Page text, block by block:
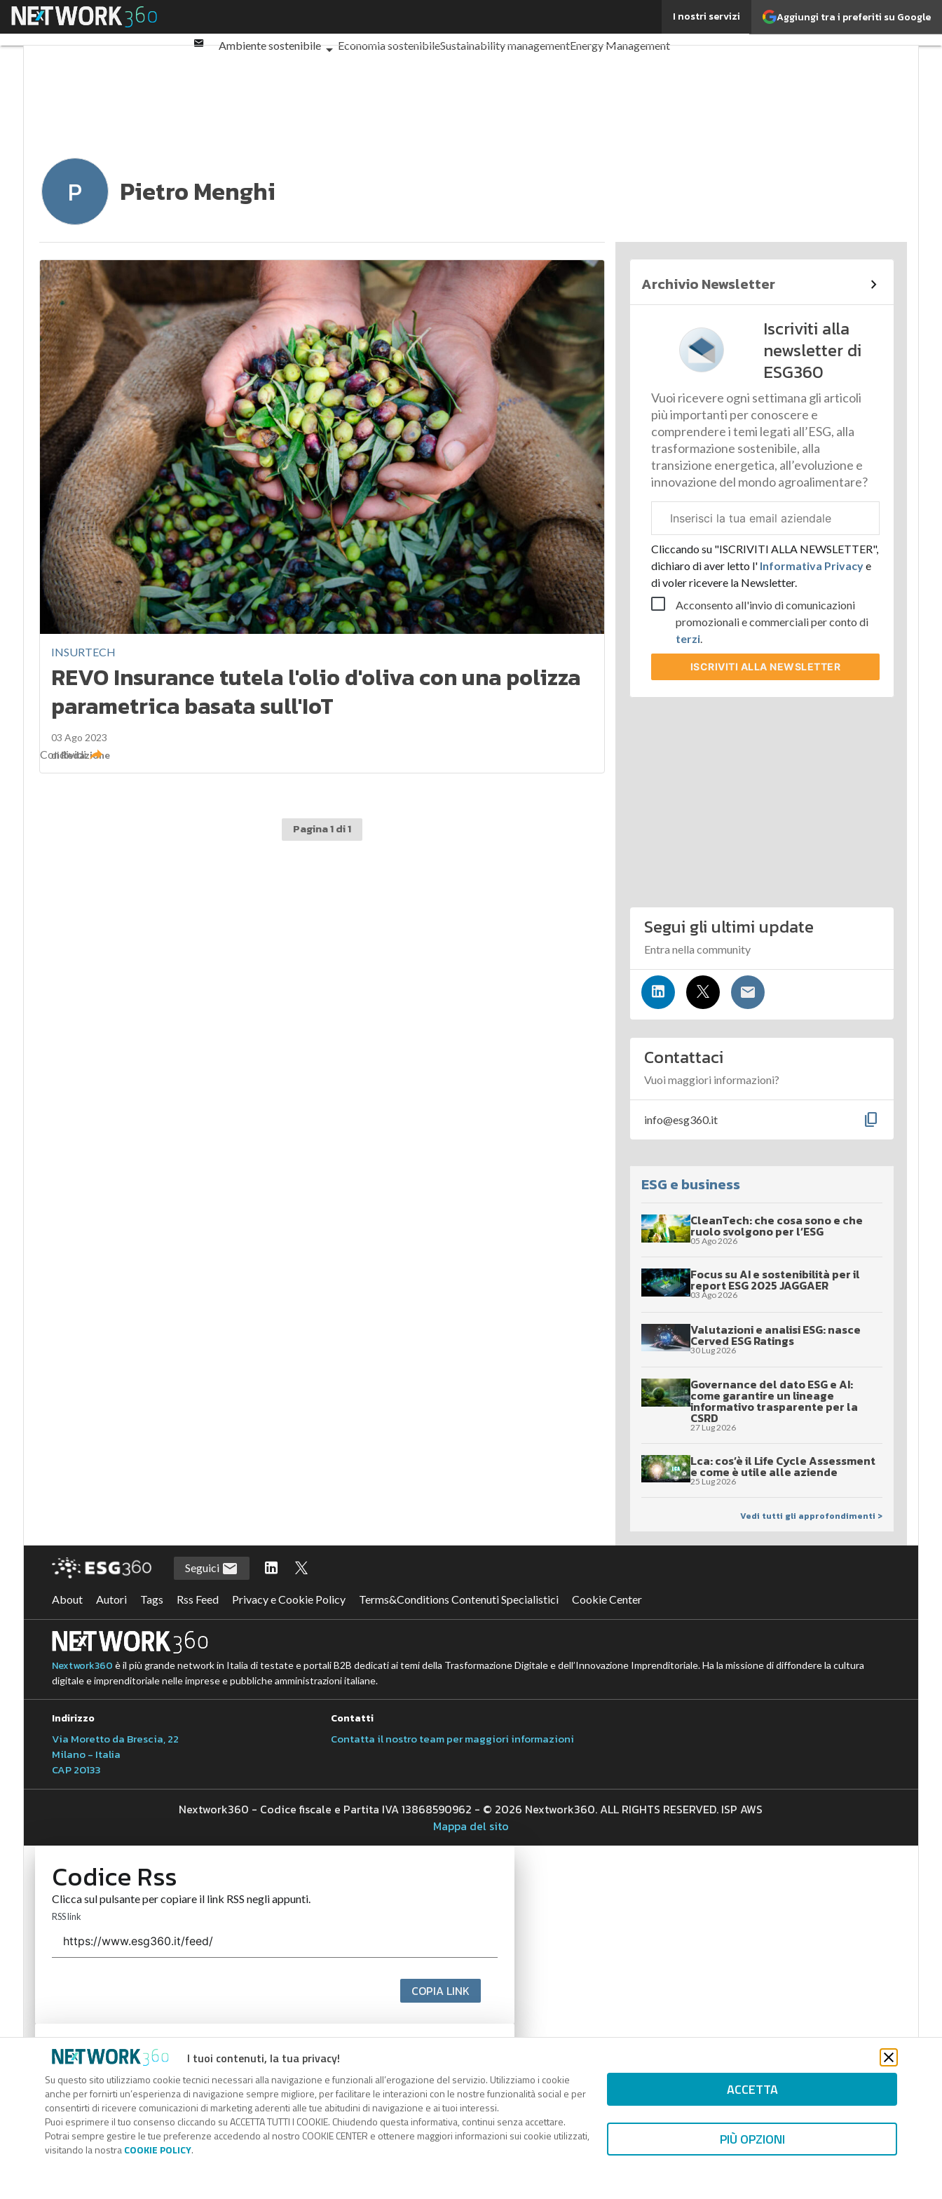
Aggiungi tra i preferiti su Google
I nostri servizi
Menu
Email
Sostenibilità: perché è importante?
Ambiente sostenibile
Economia sostenibileSustainability managementEnergy Management
P Pietro Menghi
INSURTECH
REVO Insurance tutela l'olio d'oliva con una polizza
parametrica basata sull'IoT
03 Ago 2023
diRedazione
Condividi
Pagina 1 di 1
Archivio Newsletter
Iscriviti alla
newsletter di
ESG360
Vuoi ricevere ogni settimana gli articoli
più importanti per conoscere e
comprendere i temi legati all’ESG, alla
trasformazione sostenibile, alla
transizione energetica, all’evoluzione e
innovazione del mondo agroalimentare?
aziendale
Cliccando su "ISCRIVITI ALLA NEWSLETTER",
dichiaro di aver letto l'Informativa Privacye
di voler ricevere la Newsletter.
Acconsento all'invio di comunicazioni
promozionali e commerciali per conto di
terzi.
ISCRIVITI ALLA NEWSLETTER
Segui gli ultimi update
Entra nella community
Contattaci
Vuoi maggiori informazioni?
info@esg360.it content_copy
ESG e business
CleanTech: che cosa sono e che
ruolo svolgono per l’ESG
05 Ago 2026
Focus su AI e sostenibilità per il
report ESG 2025 JAGGAER
03 Ago 2026
Valutazioni e analisi ESG: nasce
Cerved ESG Ratings
30 Lug 2026
Governance del dato ESG e AI:
come garantire un lineage
informativo trasparente per la
CSRD
27 Lug 2026
Lca: cos’è il Life Cycle Assessment
e come è utile alle aziende
25 Lug 2026
Vedi tutti gli approfondimenti >
I tuoi contenuti, la tua privacy!
Su questo sito utilizziamo cookie tecnici necessari alla navigazione e funzionali all’erogazione del servizio. Utilizziamo i cookie
anche per fornirti un’esperienza di navigazione sempre migliore, per facilitare le interazioni con le nostre funzionalità social e per
consentirti di ricevere comunicazioni di marketing aderenti alle tue abitudini di navigazione e ai tuoi interessi.
Puoi esprimere il tuo consenso cliccando su ACCETTA TUTTI I COOKIE. Chiudendo questa informativa, continui senza accettare.
Potrai sempre gestire le tue preferenze accedendo al nostro COOKIE CENTER e ottenere maggiori informazioni sui cookie utilizzati,
visitando la nostraCOOKIE POLICY.
ACCETTA
PIÙ OPZIONI
Seguici
About Autori Tags Rss Feed Privacy e Cookie Policy Terms&Conditions Contenuti Specialistici Cookie Center
Nextwork360 è il più grande network in Italia di testate e portali B2B dedicati ai temi della Trasformazione Digitale e dell’Innovazione Imprenditoriale. Ha la missione di diffondere la cultura
digitale e imprenditoriale nelle imprese e pubbliche amministrazioni italiane.
Indirizzo
Via Moretto da Brescia, 22
Milano - Italia
CAP 20133
Contatti
Contatta il nostro team per maggiori informazioni
Nextwork360 - Codice fiscale e Partita IVA 13868590962 - © 2026 Nextwork360. ALL RIGHTS RESERVED. ISP AWS
Mappa del sito
Codice Rss
Clicca sul pulsante per copiare il link RSS negli appunti.
RSS link
COPIA LINK
Codice Rss
Clicca sul pulsante per copiare il link RSS negli appunti.
RSS link